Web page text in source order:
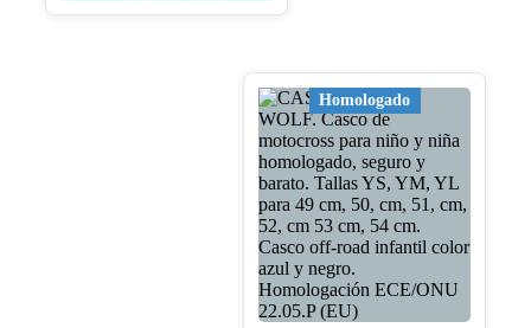
Homologado
Este
producto
tiene
múltiples
variantes.
Las
opciones
se
pueden
elegir
en